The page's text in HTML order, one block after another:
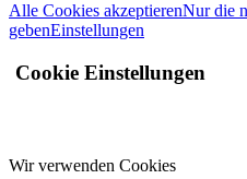
Alle Cookies akzeptierenNur die
gebenEinstellungen
Cookie Einstellungen
Wir verwenden Cookies